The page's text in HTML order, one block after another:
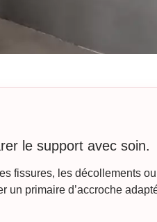
le support avec soin.
fissures, les décollements
un primaire d’accroche